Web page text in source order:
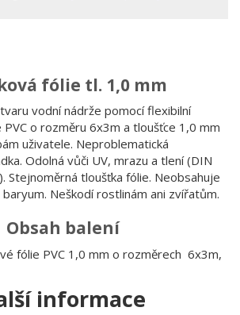
fólie tl. 1,0 mm
vodní nádrže pomocí flexibilní
o rozměru 6x3m a tloušťce 1,0 mm
uživatele. Neproblematická
Odolná vůči UV, mrazu a tlení (DIN
Stejnoměrná tloušťka fólie. Neobsahuje
Neškodí rostlinám ani zvířatům.
Obsah balení
fólie PVC 1,0 mm o rozměrech 6x3m,
informace